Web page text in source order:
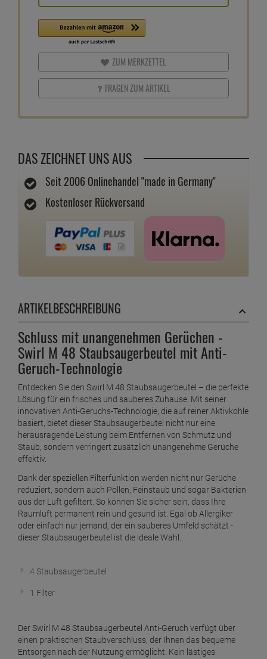
ZUM MERKZETTEL
FRAGEN ZUM ARTIKEL
DAS ZEICHNET UNS AUS
Seit 2006 Onlinehandel "made in Germany"
Kostenloser Rückversand
ARTIKELBESCHREIBUNG
Schluss mit unangenehmen Gerüchen -
Swirl M 48 Staubsaugerbeutel mit Anti-
Geruch-Technologie
Entdecken Sie den Swirl M 48 Staubsaugerbeutel – die perfekte
Lösung für ein frisches und sauberes Zuhause. Mit seiner
innovativen Anti-Geruchs-Technologie, die auf reiner Aktivkohle
basiert, bietet dieser Staubsaugerbeutel nicht nur eine
herausragende Leistung beim Entfernen von Schmutz und
Staub, sondern verringert zusätzlich unangenehme Gerüche
effektiv.
Dank der speziellen Filterfunktion werden nicht nur Gerüche
reduziert, sondern auch Pollen, Feinstaub und sogar Bakterien
aus der Luft gefiltert. So können Sie sicher sein, dass Ihre
Raumluft permanent rein und gesund ist. Egal ob Allergiker
oder einfach nur jemand, der ein sauberes Umfeld schätzt -
dieser Staubsaugerbeutel ist die ideale Wahl.
4 Staubsaugerbeutel
1 Filter
Der Swirl M 48 Staubsaugerbeutel Anti-Geruch verfügt über
einen praktischen Staubverschluss, der Ihnen das bequeme
Entsorgen nach der Nutzung ermöglicht. Kein lästiges